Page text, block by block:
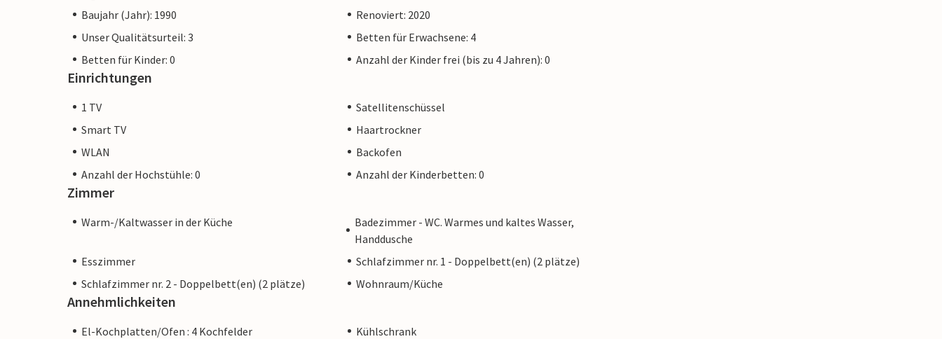
Baujahr (Jahr): 1990
Renoviert: 2020
Unser Qualitätsurteil: 3
Betten für Erwachsene: 4
Betten für Kinder: 0
Anzahl der Kinder frei (bis zu 4 Jahren): 0
Einrichtungen
1 TV
Satellitenschüssel
Smart TV
Haartrockner
WLAN
Backofen
Anzahl der Hochstühle: 0
Anzahl der Kinderbetten: 0
Zimmer
Warm-/Kaltwasser in der Küche
Badezimmer - WC. Warmes und kaltes Wasser,
Handdusche
Esszimmer
Schlafzimmer nr. 1 - Doppelbett(en) (2 plätze)
Schlafzimmer nr. 2 - Doppelbett(en) (2 plätze)
Wohnraum/Küche
Annehmlichkeiten
El-Kochplatten/Ofen : 4 Kochfelder
Kühlschrank